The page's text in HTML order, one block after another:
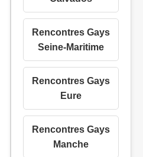
Rencontres Gays
Seine-Maritime
Rencontres Gays
Eure
Rencontres Gays
Manche